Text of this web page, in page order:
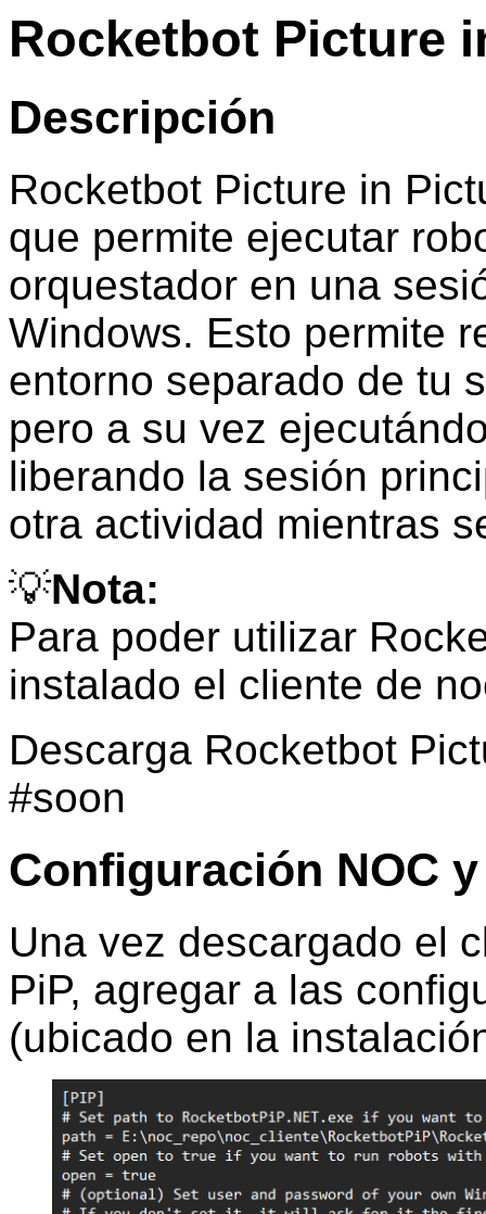
Rocketbot Picture
Descripción
Rocketbot Picture in
que permite ejecutar
orquestador en una
Windows. Esto permite
entorno separado de tu
pero a su vez
liberando la sesión
otra actividad mientras
💡Nota:
Para poder utilizar
instalado el cliente de
Descarga Rocketbot
#soon
Configuración NOC
Una vez descargado el
PiP, agregar a las
(ubicado en la